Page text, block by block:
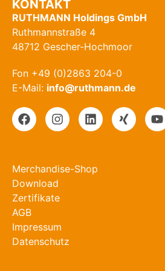
KONTAKT
RUTHMANN Holdings GmbH
Ruthmannstraße 4
48712 Gescher-Hochmoor
Fon +49 (0)2863 204-0
E-Mail: info@ruthmann.de
Merchandise-Shop
Download
Zertifikate
AGB
Impressum
Datenschutz